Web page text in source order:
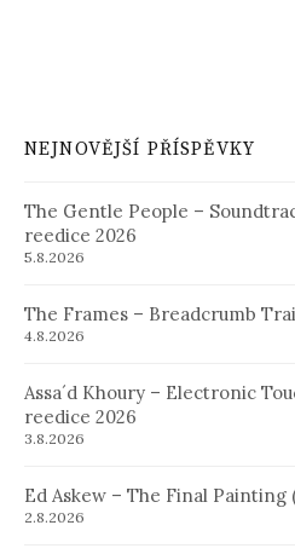
NEJNOVĚJŠÍ PŘÍSPĚVKY
The Gentle People –
reedice 2026
5.8.2026
The Frames – Breadcrumb
4.8.2026
Assa´d Khoury – Electronic
reedice 2026
3.8.2026
Ed Askew – The Final Painting
2.8.2026